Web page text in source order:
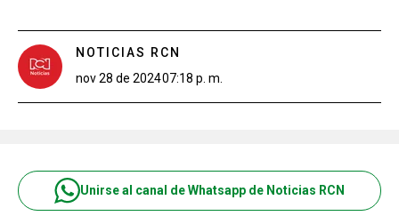
NOTICIAS RCN
nov 28 de 202407:18 p. m.
Unirse al canal de Whatsapp de Noticias RCN